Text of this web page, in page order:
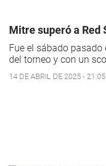
Mitre superó a Red
Fue el sábado
del torneo y con un
14 DE ABRIL DE 2025 - 21:05